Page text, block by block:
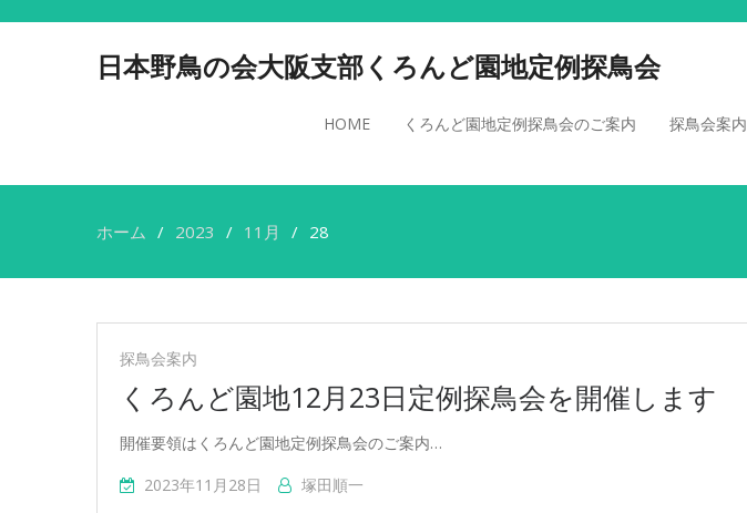
日本野鳥の会大阪支部くろんど園地定例探鳥会
HOME くろんど園地定例探鳥会のご案内 探鳥会案内
ホーム 2023 11月 28
探鳥会案内
くろんど園地12月23日定例探鳥会を開催します
開催要領はくろんど園地定例探鳥会のご案内…
2023年11月28日
塚田順一